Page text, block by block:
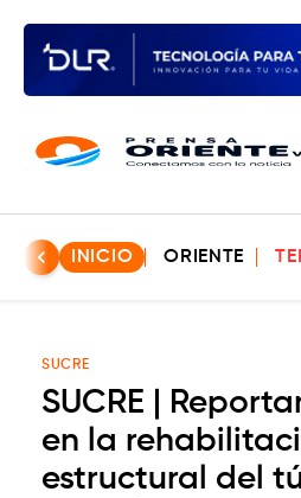
INICIO ORIENTE
SUCRE
SUCRE |
en la
estructural del